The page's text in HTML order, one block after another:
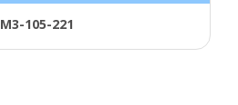
Μ3-105-221